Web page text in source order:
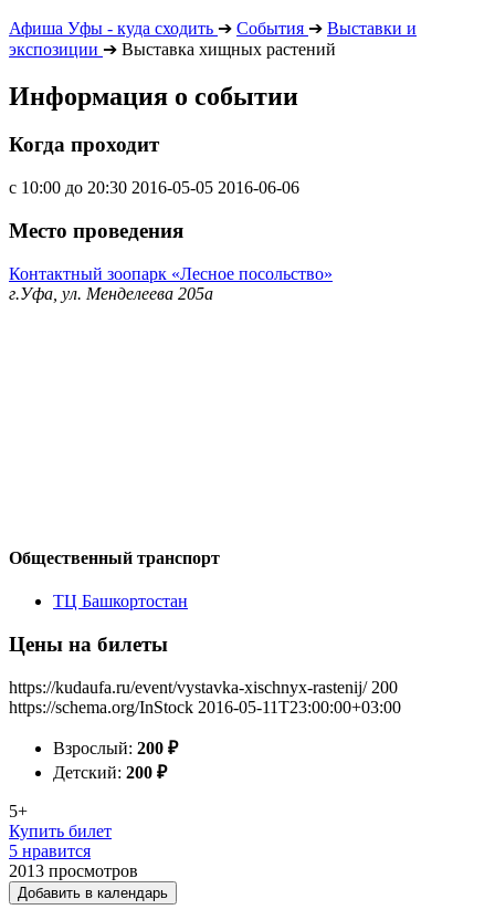
Афиша Уфы - куда сходить ➔ События ➔ Выставки и
экспозиции ➔ Выставка хищных растений
Информация о событии
Когда проходит
с 10:00 до 20:30 2016-05-05 2016-06-06
Место проведения
Контактный зоопарк «Лесное посольство»
г.Уфа, ул. Менделеева 205а
Общественный транспорт
ТЦ Башкортостан
Цены на билеты
https://kudaufa.ru/event/vystavka-xischnyx-rastenij/ 200
https://schema.org/InStock 2016-05-11T23:00:00+03:00
Взрослый: 200 ₽
Детский: 200 ₽
5+
Купить билет
5 нравится
2013 просмотров
Добавить в календарь